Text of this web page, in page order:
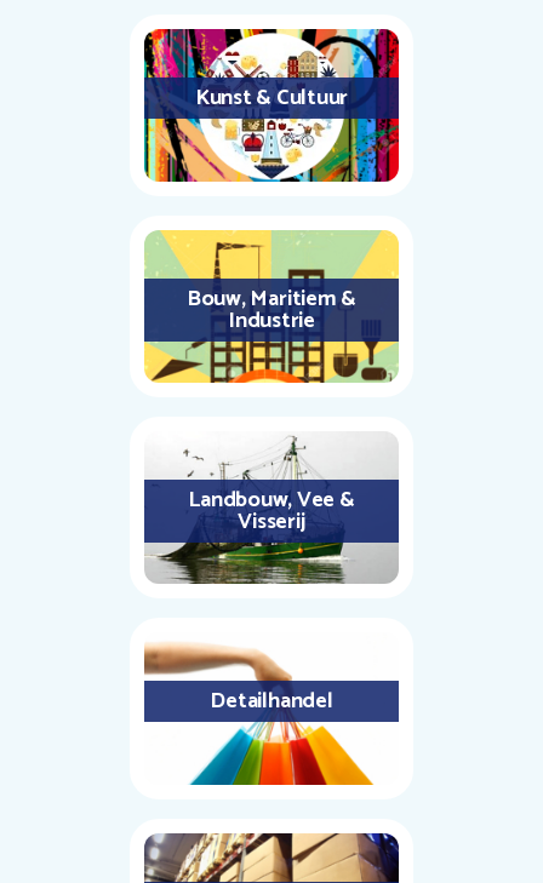
Kunst & Cultuur
Bouw, Maritiem &
Industrie
Landbouw, Vee &
Visserij
Detailhandel